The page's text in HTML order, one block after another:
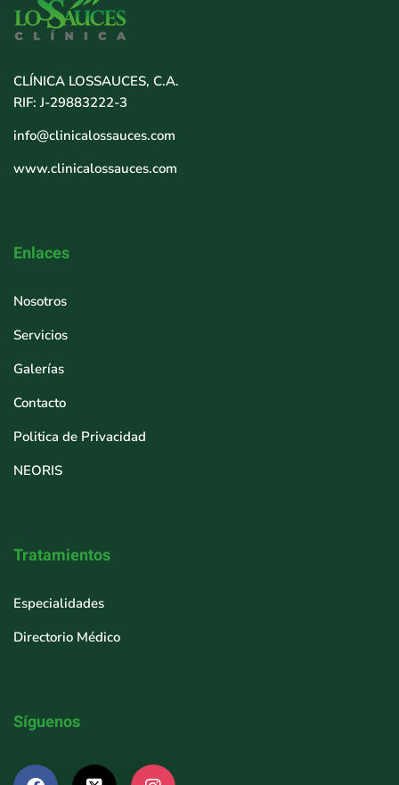
CLÍNICA LOSSAUCES, C.A.
RIF: J-29883222-3
info@clinicalossauces.com
www.clinicalossauces.com
Enlaces
Nosotros
Servicios
Galerías
Contacto
Politica de Privacidad
NEORIS
Tratamientos
Especialidades
Directorio Médico
Síguenos